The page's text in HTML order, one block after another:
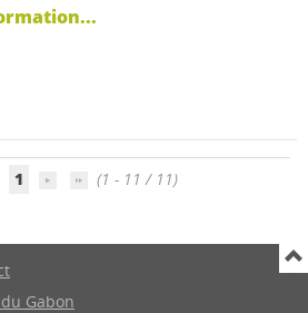
1 (1 - 11 / 11)
Gabon